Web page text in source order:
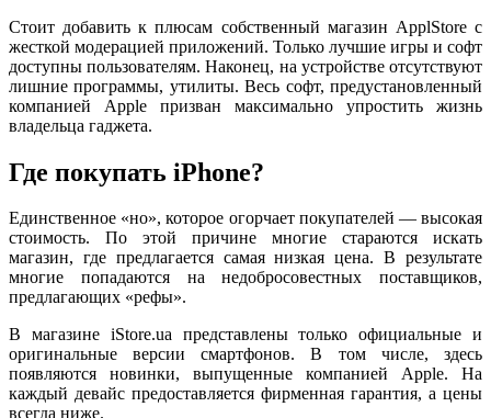
Стоит добавить к плюсам собственный магазин ApplStore с
жесткой модерацией приложений. Только лучшие игры и софт
доступны пользователям. Наконец, на устройстве отсутствуют
лишние программы, утилиты. Весь софт, предустановленный
компанией Apple призван максимально упростить жизнь
владельца гаджета.
Где покупать iPhone?
Единственное «но», которое огорчает покупателей — высокая
стоимость. По этой причине многие стараются искать
магазин, где предлагается самая низкая цена. В результате
многие попадаются на недобросовестных поставщиков,
предлагающих «рефы».
В магазине iStore.ua представлены только официальные и
оригинальные версии смартфонов. В том числе, здесь
появляются новинки, выпущенные компанией Apple. На
каждый девайс предоставляется фирменная гарантия, а цены
всегда ниже.